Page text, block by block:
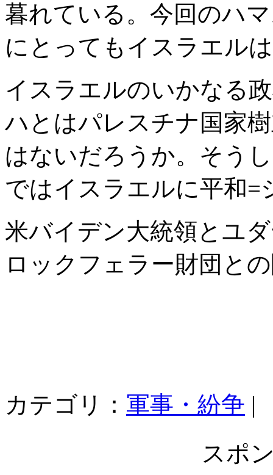
暮れている。今回のハ
にとってもイスラエル
イスラエルのいかなる
ハとはパレスチナ国家
はないだろうか。そう
ではイスラエルに平和=
米バイデン大統領とユ
ロックフェラー財団と
カテゴリ： 軍事・紛争 |
スポ